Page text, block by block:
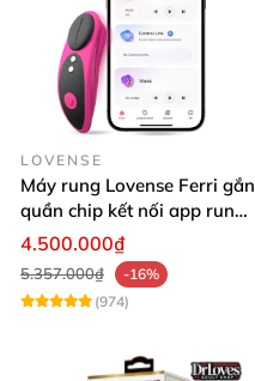
LOVENSE
Máy rung Lovense Ferri gắn
quần chip kết nối app rung
mạnh mẽ
4.500.000₫
5.357.000₫
-16%
(974)